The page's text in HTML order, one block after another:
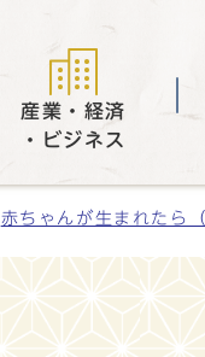
産業・経済
・ビジネス
赤ちゃんが生まれたら